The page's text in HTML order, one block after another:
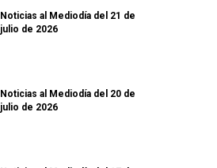
Noticias al Mediodía del 21 de
julio de 2026
Noticias al Mediodía del 20 de
julio de 2026